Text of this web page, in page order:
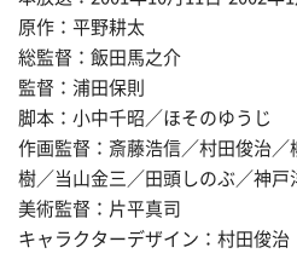
原作：平野耕太
総監督：飯田馬之介
監督：浦田保則
脚本：小中千昭／ほそのゆうじ
作画監督：斎藤浩信／村田俊治／
樹／当山金三／田頭しのぶ／神戸
美術監督：片平真司
キャラクターデザイン：村田俊治